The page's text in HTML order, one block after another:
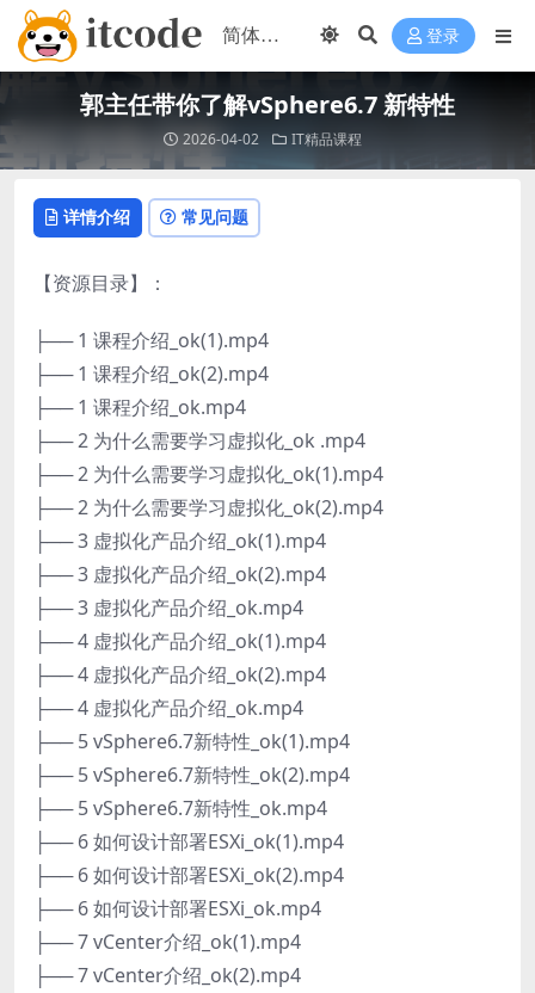
登录
郭主任带你了解vSphere6.7 新特性
2026-04-02 IT精品课程
详情介绍 常见问题
【资源目录】：
├── 1 课程介绍_ok(1).mp4
├── 1 课程介绍_ok(2).mp4
├── 1 课程介绍_ok.mp4
├── 2 为什么需要学习虚拟化_ok .mp4
├── 2 为什么需要学习虚拟化_ok(1).mp4
├── 2 为什么需要学习虚拟化_ok(2).mp4
├── 3 虚拟化产品介绍_ok(1).mp4
├── 3 虚拟化产品介绍_ok(2).mp4
├── 3 虚拟化产品介绍_ok.mp4
├── 4 虚拟化产品介绍_ok(1).mp4
├── 4 虚拟化产品介绍_ok(2).mp4
├── 4 虚拟化产品介绍_ok.mp4
├── 5 vSphere6.7新特性_ok(1).mp4
├── 5 vSphere6.7新特性_ok(2).mp4
├── 5 vSphere6.7新特性_ok.mp4
├── 6 如何设计部署ESXi_ok(1).mp4
├── 6 如何设计部署ESXi_ok(2).mp4
├── 6 如何设计部署ESXi_ok.mp4
├── 7 vCenter介绍_ok(1).mp4
├── 7 vCenter介绍_ok(2).mp4